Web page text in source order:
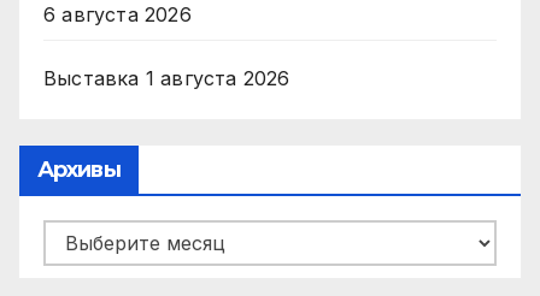
6 августа 2026
Выставка 1 августа 2026
Архивы
Архивы